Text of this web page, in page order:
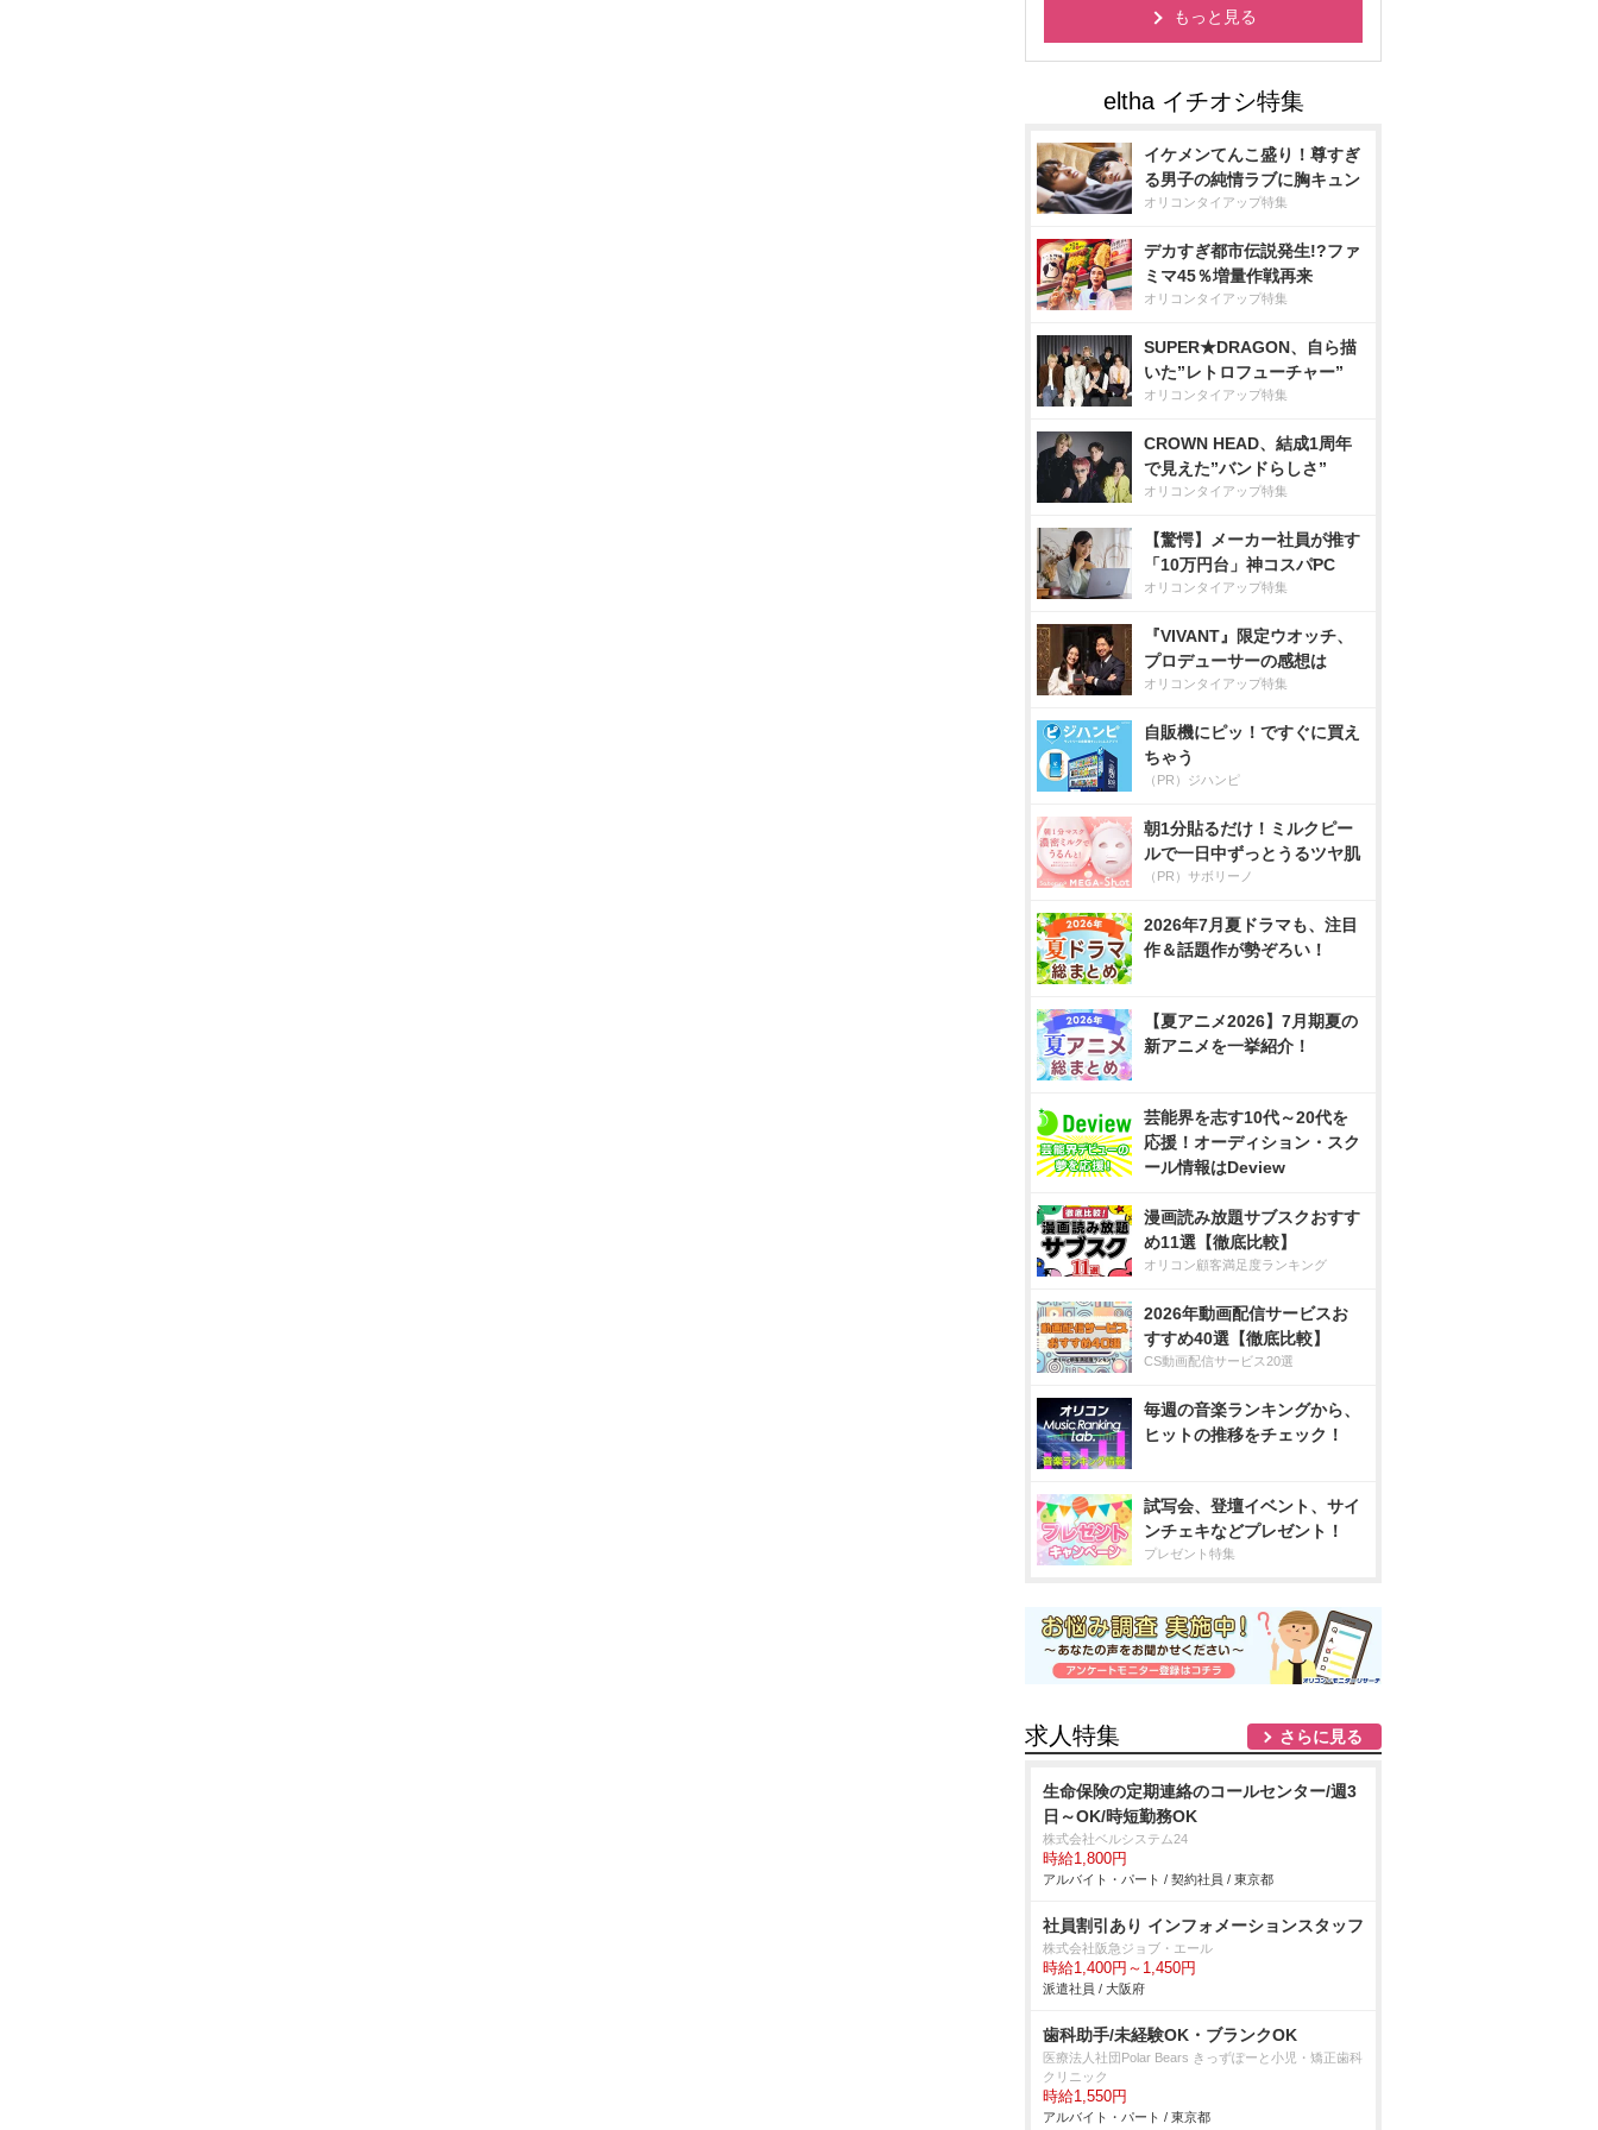
もっと見る
イケメンてんこ盛り！尊すぎ
る男子の純情ラブに胸キュン
オリコンタイアップ特集
デカすぎ都市伝説発生!?ファ
ミマ45％増量作戦再来
オリコンタイアップ特集
SUPER★DRAGON、自ら描
いた”レトロフューチャー”
オリコンタイアップ特集
CROWN HEAD、結成1周年
で見えた”バンドらしさ”
オリコンタイアップ特集
【驚愕】メーカー社員が推す
「10万円台」神コスパPC
オリコンタイアップ特集
『VIVANT』限定ウオッチ、
プロデューサーの感想は
オリコンタイアップ特集
自販機にピッ！ですぐに買え
ちゃう
（PR）ジハンピ
朝1分貼るだけ！ミルクピー
ルで一日中ずっとうるツヤ肌
（PR）サボリーノ
2026年7月夏ドラマも、注目
作＆話題作が勢ぞろい！
【夏アニメ2026】7月期夏の
新アニメを一挙紹介！
芸能界を志す10代～20代を
応援！オーディション・スク
ール情報はDeview
漫画読み放題サブスクおすす
め11選【徹底比較】
オリコン顧客満足度ランキング
2026年動画配信サービスお
すすめ40選【徹底比較】
CS動画配信サービス20選
毎週の音楽ランキングから、
ヒットの推移をチェック！
試写会、登壇イベント、サイ
ンチェキなどプレゼント！
プレゼント特集
求人特集 さらに見る
生命保険の定期連絡のコールセンター/週3
日～OK/時短勤務OK
株式会社ベルシステム24
時給1,800円
アルバイト・パート / 契約社員 / 東京都
社員割引あり インフォメーションスタッフ
株式会社阪急ジョブ・エール
時給1,400円～1,450円
派遣社員 / 大阪府
歯科助手/未経験OK・ブランクOK
医療法人社団Polar Bears きっずぽーと小児・矯正歯科
クリニック
時給1,550円
アルバイト・パート / 東京都